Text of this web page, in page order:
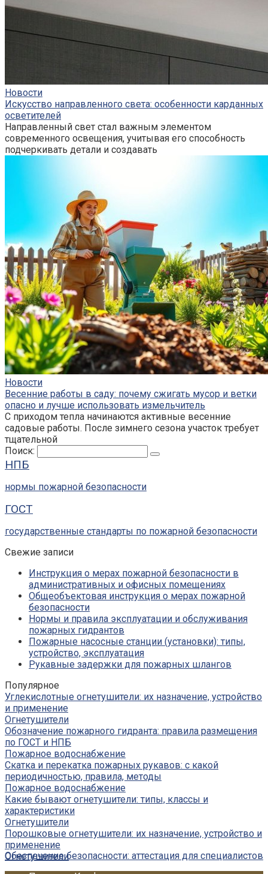
Новости
Искусство направленного света: особенности карданных
осветителей
Направленный свет стал важным элементом
современного освещения, учитывая его способность
подчеркивать детали и создавать
Новости
Весенние работы в саду: почему сжигать мусор и ветки
опасно и лучше использовать измельчитель
С приходом тепла начинаются активные весенние
садовые работы. После зимнего сезона участок требует
тщательной
Поиск:
НПБ
нормы пожарной безопасности
ГОСТ
государственные стандарты по пожарной безопасности
Свежие записи
Инструкция о мерах пожарной безопасности в
административных и офисных помещениях
Общеобъектовая инструкция о мерах пожарной
безопасности
Нормы и правила эксплуатации и обслуживания
пожарных гидрантов
Пожарные насосные станции (установки): типы,
устройство, эксплуатация
Рукавные задержки для пожарных шлангов
Популярное
Углекислотные огнетушители: их назначение, устройство
и применение
Огнетушители
Обозначение пожарного гидранта: правила размещения
по ГОСТ и НПБ
Пожарное водоснабжение
Скатка и перекатка пожарных рукавов: с какой
периодичностью, правила, методы
Пожарное водоснабжение
Какие бывают огнетушители: типы, классы и
характеристики
Огнетушители
Порошковые огнетушители: их назначение, устройство и
применение
Огнетушители
Обеспечение безопасности: аттестация для специалистов